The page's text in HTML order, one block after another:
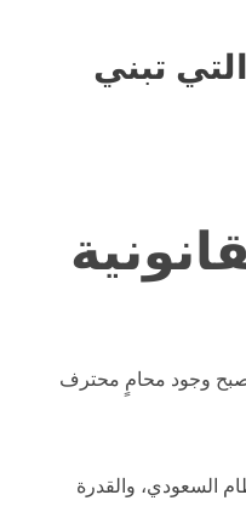
التي تبني
أصبح وجود محامٍ محترف
السعودي، والقدرة